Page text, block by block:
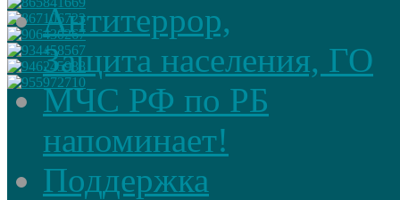
Антитеррор,
Защита населения, ГО
МЧС РФ по РБ
напоминает!
Поддержка